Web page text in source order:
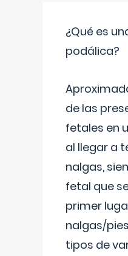
¿Qué es
podálica?
de las
fetales en
al llegar a
nalgas,
fetal que
primer
nalgas/
tipos de